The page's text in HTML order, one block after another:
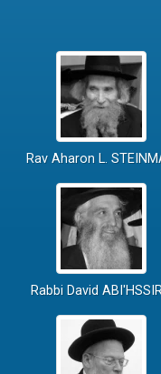
Rav Aharon L.
Rabbi David